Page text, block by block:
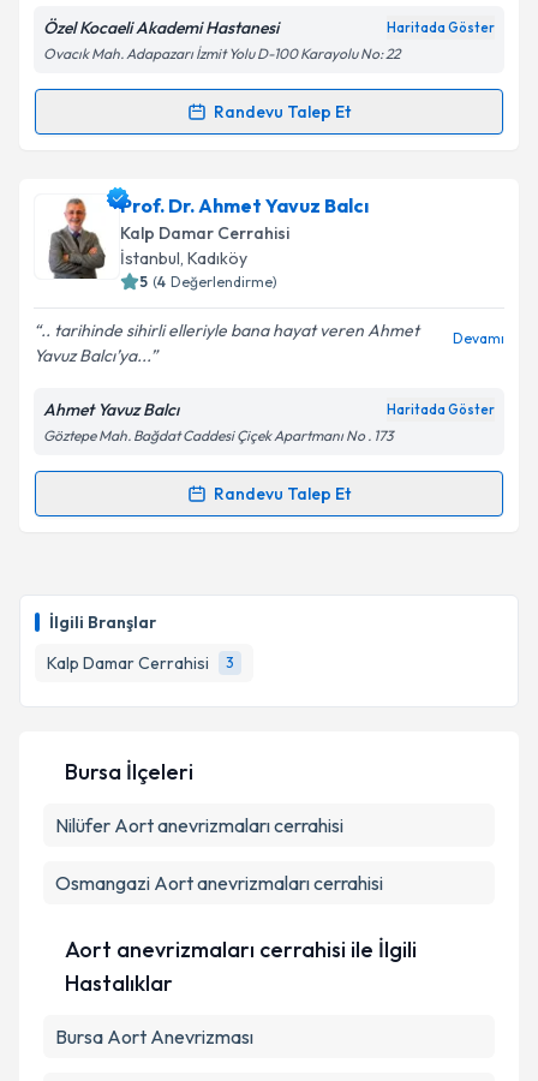
İlgili Branşlar
Kalp Damar Cerrahisi
3
Metni'ni okudum ve kişisel verilerimin belirtilen
kapsamda işlenmesini kabul ediyorum.
Takvim Talebini Gönder
Özel Kocaeli Akademi Hastanesi Haritada Göster
Ovacık Mah. Adapazarı İzmit Yolu D-100 Karayolu No: 22
Randevu Talep Et
Randevu Takvimi Talebi
Prof. Dr. Ersan Özbudakiçin randevu takvimi talebi
oluşturun. Size bu uzmandan randevu almanız için bir
takvim hazırlandığında e-posta ile bilgilendireceğiz.
Kişisel verilerimin işlenmesine ilişkin
Aydınlatma
Metni'ni okudum ve kişisel verilerimin belirtilen
kapsamda işlenmesini kabul ediyorum.
Prof. Dr. Ahmet Yavuz Balcı
Kalp Damar Cerrahisi
İstanbul, Kadıköy
5 (4 Değerlendirme)
.. tarihinde sihirli elleriyle bana hayat veren Ahmet
Yavuz Balcı’ya...
Devamı
Ahmet Yavuz Balcı Haritada Göster
Göztepe Mah. Bağdat Caddesi Çiçek Apartmanı No . 173
Randevu Talep Et
Randevu Takvimi Talebi
için bir takvim hazırlandığında e-posta ile
bilgilendireceğiz.
E-posta Adresiniz
Kişisel verilerimin işlenmesine ilişkin
kapsamda işlenmesini kabul ediyorum.
Takvim Talebini Gönder
Bursa İlçeleri
Nilüfer Aort anevrizmaları cerrahisi
Osmangazi Aort anevrizmaları cerrahisi
Aort anevrizmaları cerrahisi ile İlgili
Hastalıklar
Bursa Aort Anevrizması